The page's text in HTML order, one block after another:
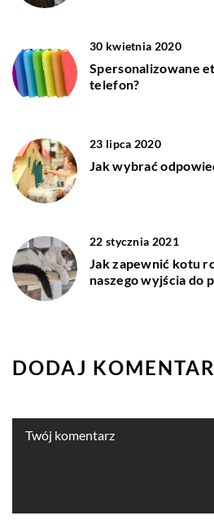
30 kwietnia 2020
Spersonalizowane
telefon?
23 lipca 2020
Jak wybrać
22 stycznia 2021
Jak zapewnić kotu
naszego wyjścia do
DODAJ